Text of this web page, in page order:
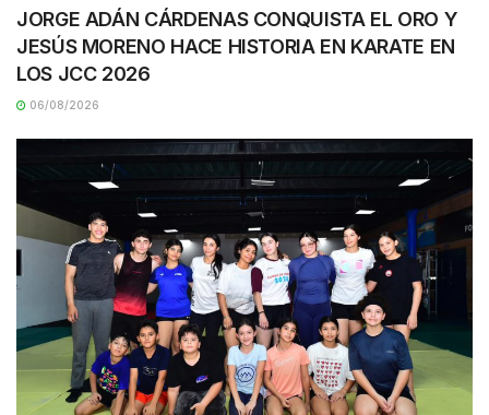
JORGE ADÁN CÁRDENAS CONQUISTA EL ORO Y
JESÚS MORENO HACE HISTORIA EN KARATE EN
LOS JCC 2026
06/08/2026